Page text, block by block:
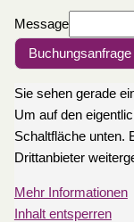
Message
Sie sehen gerade
Um auf den
Schaltfläche unten.
Drittanbieter
Mehr Informationen
Inhalt entsperren